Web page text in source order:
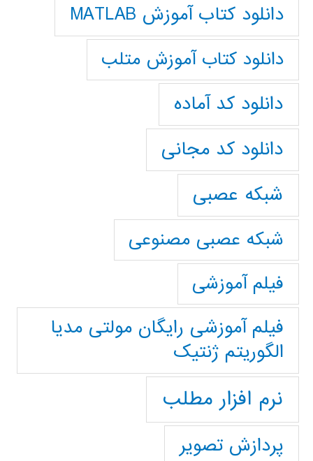
دانلود کتاب آموزش MATLAB
دانلود کتاب آموزش متلب
دانلود کد آماده
دانلود کد مجانی
شبکه عصبی
شبکه عصبی مصنوعی
فیلم آموزشی
فیلم آموزشی رایگان مولتی مدیا
الگوریتم ژنتیک
نرم افزار مطلب
پردازش تصویر